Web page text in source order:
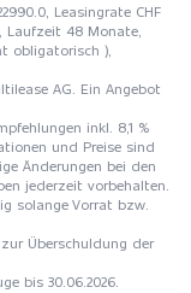
Leasingrate CHF
Laufzeit 48 Monate,
obligatorisch ),
AG. Ein Angebot
inkl. 8,1 %
und Preise sind
Änderungen bei den
jederzeit vorbehalten.
solange Vorrat bzw.
Überschuldung der
bis 30.06.2026.